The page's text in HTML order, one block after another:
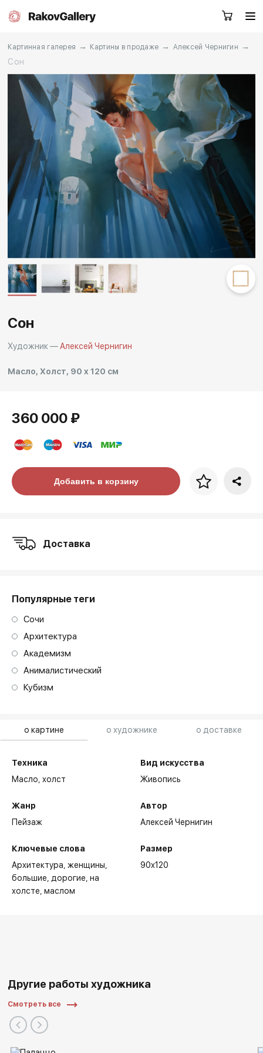
Москва
EN
Каталог Художники
О нас Услуги
События Контакты
Другие проекты
Rakov
Заказать звонок
Картинная галерея → Картины в продаже → Алексей Чернигин
→
Сон
о картине о художнике о доставке
Техника
Масло,холст
Жанр
Пейзаж
Ключевые слова
Архитектура женщины
большие дорогие на
холсте маслом
Вид искусства
Живопись
Автор
Алексей Чернигин
Размер
90x120
Персональные и групповые выставки художника:
2022 - V Международный Интерактивный Фестиваль
Современного Искусства "ARTLIFE FEST 2022",
Сон
Художник —Алексей Чернигин
Масло, Холст, 90 x 120 см
360 000 ₽
Цена за багетДобавить в корзину
Доставка
Популярные теги
Сочи
Архитектура
Академизм
Анималистический
Кубизм
Другие работы художника
Смотреть все